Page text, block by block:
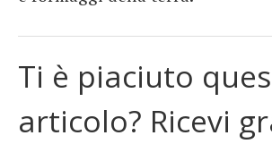
Ti è piaciuto
articolo? Ricevi